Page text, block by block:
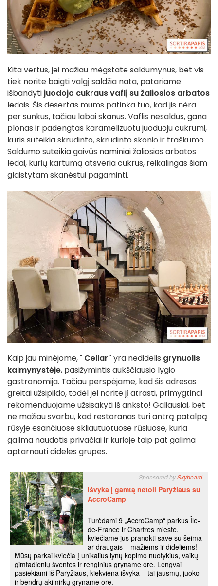
Kita vertus, jei mažiau mėgstate saldumynus, bet vis
tiek norite baigti valgį saldžia nata, patariame
išbandyti juodojo cukraus vaflį su žaliosios arbatos
ledais. Šis desertas mums patinka tuo, kad jis nėra
per sunkus, tačiau labai skanus. Vaflis nesaldus, gana
plonas ir padengtas karamelizuotu juoduoju cukrumi,
kuris suteikia skrudinto, skrudinto skonio ir traškumo.
Saldumo suteikia gaivūs naminiai žaliosios arbatos
ledai, kurių kartumą atsveria cukrus, reikalingas šiam
glaistytam skanėstui pagaminti.
Kaip jau minėjome, " Cellar"yra nedidelis grynuolis
kaimynystėje, pasižymintis aukščiausio lygio
gastronomija. Tačiau perspėjame, kad šis adresas
greitai užsipildo, todėl jei norite jį atrasti, primygtinai
rekomenduojame užsisakyti iš anksto! Galiausiai, bet
ne mažiau svarbu, kad restoranas turi antrą patalpą
rūsyje esančiuose skliautuotuose rūsiuose, kuria
galima naudotis privačiai ir kurioje taip pat galima
aptarnauti dideles grupes.